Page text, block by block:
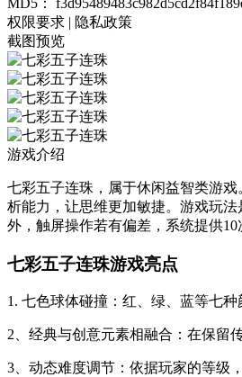
MD5：
权限要求 | 隐私政策
截图预览
游戏介绍
七彩五子连珠，属于休闲益智类游
析能力，让思维更加敏捷。游戏玩
外，触屏操作若有偏差，系统提供10
七彩五子连珠游戏亮点
1. 七色球体碰撞：红、绿、蓝等七
2、经典与创意元素相融合：在保留
3、动态难度调节：依据玩家的等级